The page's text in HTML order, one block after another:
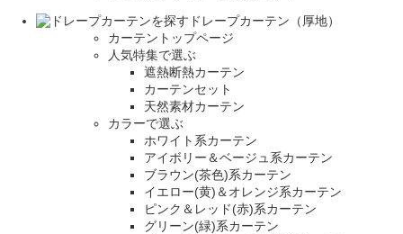
ドレープカーテン（厚地）
カーテントップページ
人気特集で選ぶ
遮熱断熱カーテン
カーテンセット
天然素材カーテン
カラーで選ぶ
ホワイト系カーテン
アイボリー＆ベージュ系カーテン
ブラウン(茶色)系カーテン
イエロー(黄)＆オレンジ系カーテン
ピンク＆レッド(赤)系カーテン
グリーン(緑)系カーテン